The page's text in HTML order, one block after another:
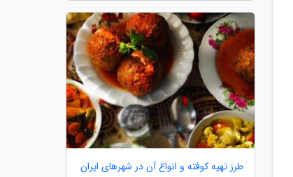
طرز تهیه کوفته و انواع آن در شهرهای ایران